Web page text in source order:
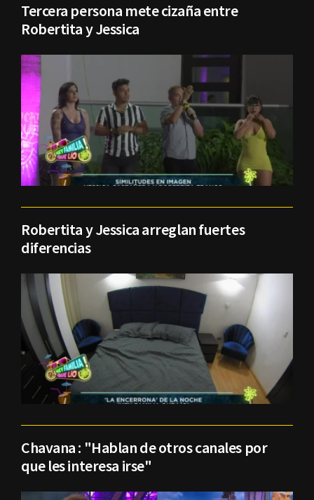
Tercera persona mete cizaña entre
Robertita y Jessica
Robertita y Jessica arreglan fuertes
diferencias
Chavana : "Hablan de otros canales por
que les interesa irse"